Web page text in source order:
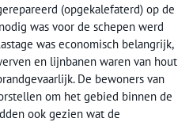
(opgekalefaterd) op de
was voor de schepen werd
was economisch belangrijk,
en lijnbanen waren van hout
De bewoners van
om het gebied binnen de
ook gezien wat de